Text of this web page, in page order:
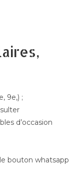
9e,) ;
d’occasion
bouton whatsapp